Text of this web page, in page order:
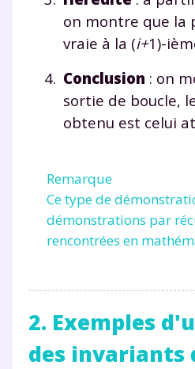
on montre que la
vraie à la (i+1)-
Conclusion : on
sortie de boucle,
obtenu est celui
Remarque
Ce type de
démonstrations par
rencontrées en
2. Exemples
des invariants